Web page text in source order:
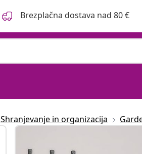
Brezplačna dostava nad 80 €
Shranjevanje in organizacija